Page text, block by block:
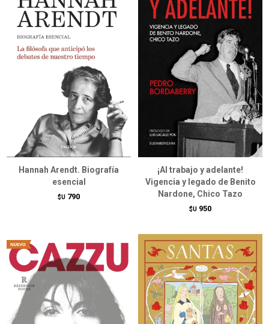
Hannah Arendt. Biografía
esencial
$U 790
¡Al trabajo y adelante!
Vigencia y legado de Benito
Nardone, Chico Tazo
$U 950